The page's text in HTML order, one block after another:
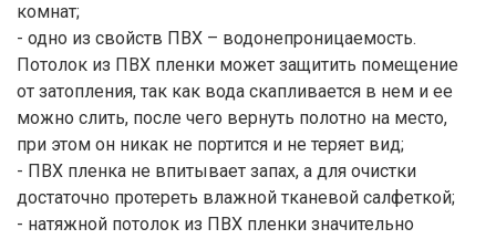
комнат;
- одно из свойств ПВХ – водонепроницаемость.
Потолок из ПВХ пленки может защитить помещение
от затопления, так как вода скапливается в нем и ее
можно слить, после чего вернуть полотно на место,
при этом он никак не портится и не теряет вид;
- ПВХ пленка не впитывает запах, а для очистки
достаточно протереть влажной тканевой салфеткой;
- натяжной потолок из ПВХ пленки значительно